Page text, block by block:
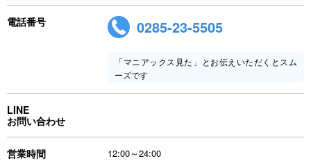
電話番号 0285-23-5505
「マニアックス見た」とお伝えいただくとスム
ーズです
LINE
お問い合わせ
営業時間 12:00～24:00